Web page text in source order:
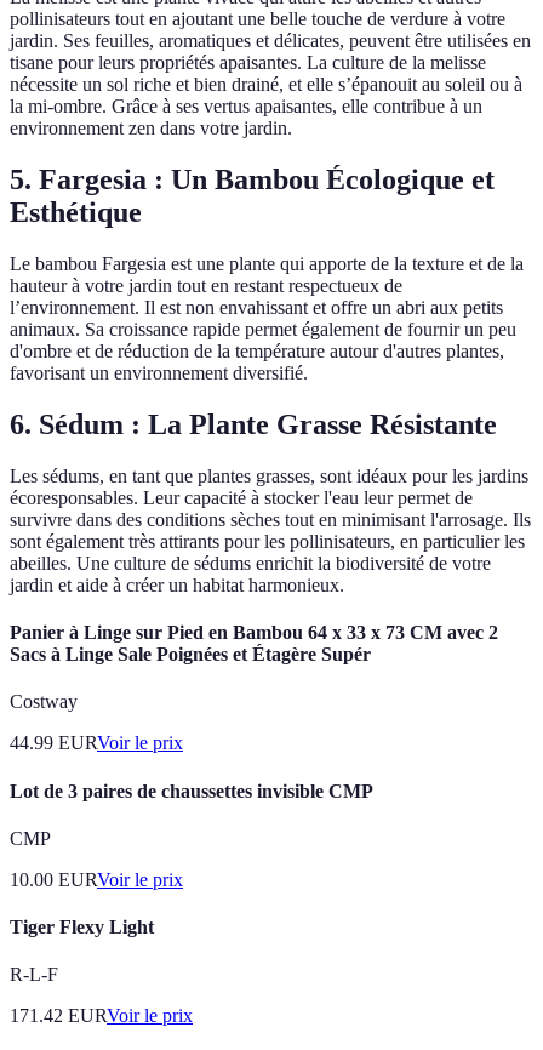
pollinisateurs tout en ajoutant une belle touche de verdure à votre
jardin. Ses feuilles, aromatiques et délicates, peuvent être utilisées en
tisane pour leurs propriétés apaisantes. La culture de la melisse
nécessite un sol riche et bien drainé, et elle s’épanouit au soleil ou à
la mi-ombre. Grâce à ses vertus apaisantes, elle contribue à un
environnement zen dans votre jardin.
5. Fargesia : Un Bambou Écologique et
Esthétique
Le bambou Fargesia est une plante qui apporte de la texture et de la
hauteur à votre jardin tout en restant respectueux de
l’environnement. Il est non envahissant et offre un abri aux petits
animaux. Sa croissance rapide permet également de fournir un peu
d'ombre et de réduction de la température autour d'autres plantes,
favorisant un environnement diversifié.
6. Sédum : La Plante Grasse Résistante
Les sédums, en tant que plantes grasses, sont idéaux pour les jardins
écoresponsables. Leur capacité à stocker l'eau leur permet de
survivre dans des conditions sèches tout en minimisant l'arrosage. Ils
sont également très attirants pour les pollinisateurs, en particulier les
abeilles. Une culture de sédums enrichit la biodiversité de votre
jardin et aide à créer un habitat harmonieux.
Panier à Linge sur Pied en Bambou 64 x 33 x 73 CM avec 2
Sacs à Linge Sale Poignées et Étagère Supér
Costway
44.99 EURVoir le prix
Lot de 3 paires de chaussettes invisible CMP
CMP
10.00 EURVoir le prix
Tiger Flexy Light
R-L-F
171.42 EURVoir le prix